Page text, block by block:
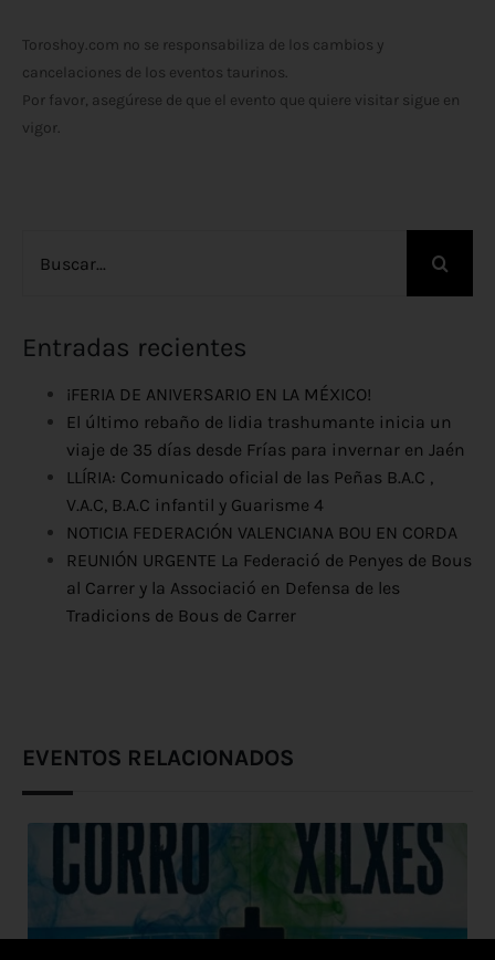
Toroshoy.com no se responsabiliza de los cambios y
cancelaciones de los eventos taurinos.
Por favor, asegúrese de que el evento que quiere visitar sigue en
vigor.
Entradas recientes
¡FERIA DE ANIVERSARIO EN LA MÉXICO!
El último rebaño de lidia trashumante inicia un
viaje de 35 días desde Frías para invernar en Jaén
LLÍRIA: Comunicado oficial de las Peñas B.A.C ,
V.A.C, B.A.C infantil y Guarisme 4
NOTICIA FEDERACIÓN VALENCIANA BOU EN CORDA
REUNIÓN URGENTE La Federació de Penyes de Bous
al Carrer y la Associació en Defensa de les
Tradicions de Bous de Carrer
EVENTOS RELACIONADOS